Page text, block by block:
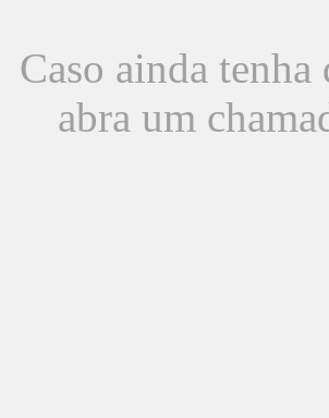
Caso ainda
abra um